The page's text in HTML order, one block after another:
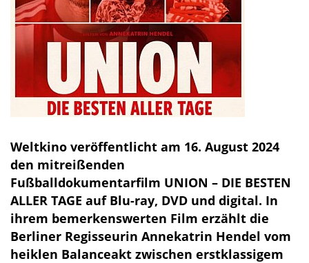
Weltkino veröffentlicht am 16. August 2024
den mitreißenden
Fußballdokumentarfilm UNION – DIE BESTEN
ALLER TAGE auf Blu-ray, DVD und digital. In
ihrem bemerkenswerten Film erzählt die
Berliner Regisseurin Annekatrin Hendel vom
heiklen Balanceakt zwischen erstklassigem